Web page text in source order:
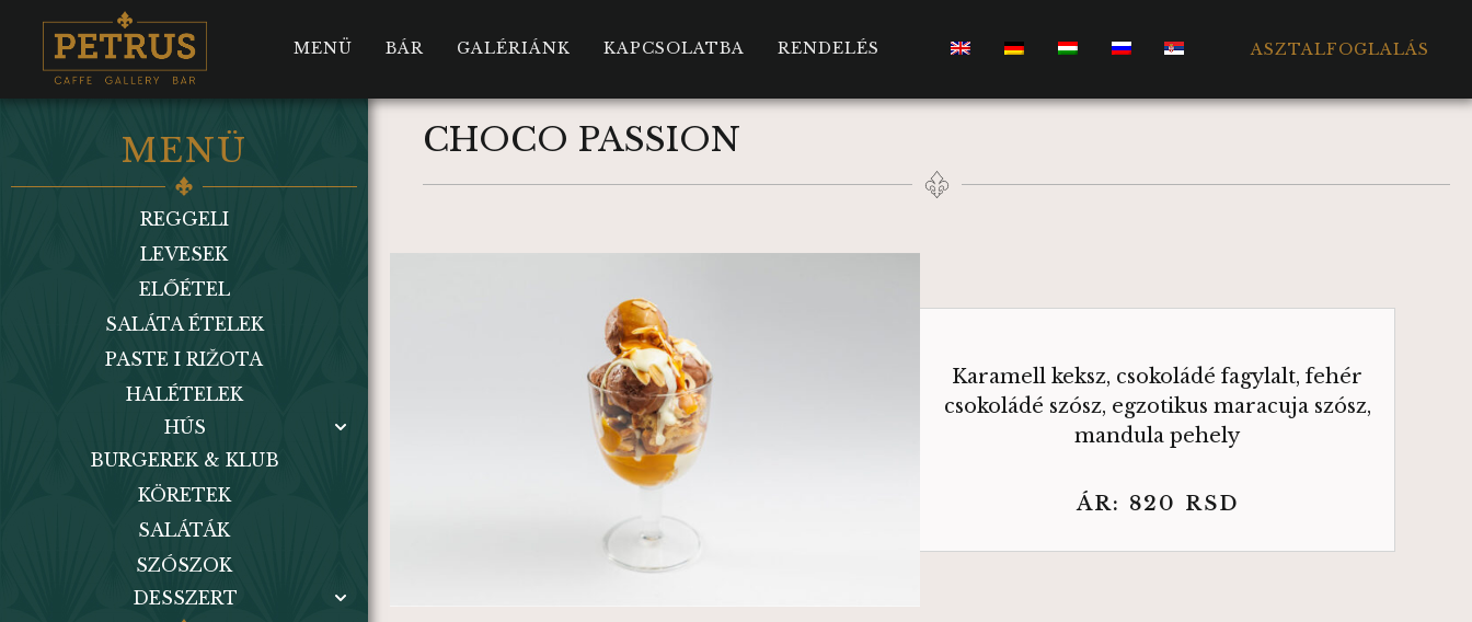
MENÜ BÁR GALÉRIÁNK KAPCSOLATBA RENDELÉS ASZTALFOGLALÁS
MENÜ
REGGELI
LEVESEK
ELŐÉTEL
SALÁTA ÉTELEK
PASTE I RIŽOTA
HALÉTELEK
HÚS
BURGEREK & KLUB
KÖRETEK
SALÁTÁK
SZÓSZOK
DESSZERT
CHOCO PASSION
Karamell keksz, csokoládé fagylalt, fehér
csokoládé szósz, egzotikus maracuja szósz,
mandula pehely
ÁR: 820 RSD